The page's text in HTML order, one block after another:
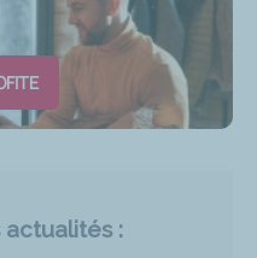
: